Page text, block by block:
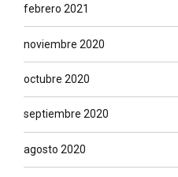
febrero 2021
noviembre 2020
octubre 2020
septiembre 2020
agosto 2020